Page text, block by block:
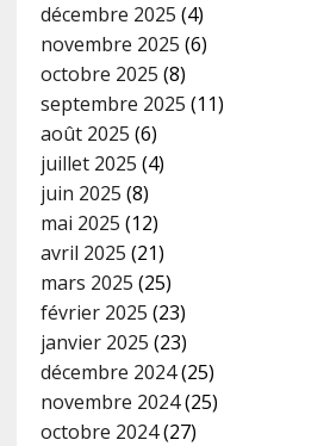
décembre 2025 (4)
novembre 2025 (6)
octobre 2025 (8)
septembre 2025 (11)
août 2025 (6)
juillet 2025 (4)
juin 2025 (8)
mai 2025 (12)
avril 2025 (21)
mars 2025 (25)
février 2025 (23)
janvier 2025 (23)
décembre 2024(25)
novembre 2024(25)
octobre 2024(27)